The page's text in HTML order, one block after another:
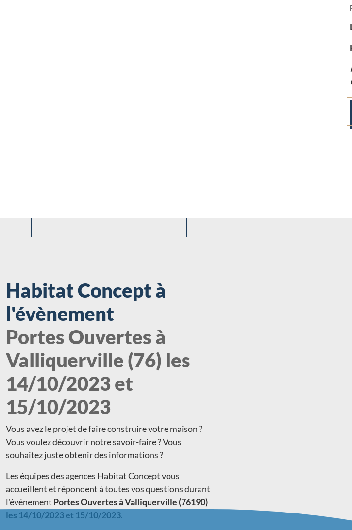
Habitat Concept à
l'évènement
Portes Ouvertes à
Valliquerville (76) les
14/10/2023 et
15/10/2023
Vous avez le projet de faire construire votre maison ?
Vous voulez découvrir notre savoir-faire ? Vous
souhaitez juste obtenir des informations ?
Les équipes des agences Habitat Concept vous
accueillent et répondent à toutes vos questions durant
l'événement Portes Ouvertes à Valliquerville (76190)
les 14/10/2023 et 15/10/2023.